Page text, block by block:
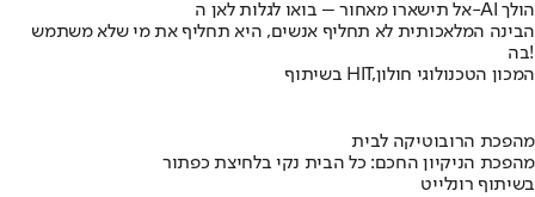
אל תישארו מאחור – בואו לגלות לאן ה-AI הולך
הבינה המלאכותית לא תחליף אנשים, היא תחליף את מי שלא משתמש
בה!
בשיתוף HIT,המכון הטכנולוגי חולון
מהפכת הרובוטיקה לבית
מהפכת הניקיון החכם: כל הבית נקי בלחיצת כפתור
בשיתוף רונלייט